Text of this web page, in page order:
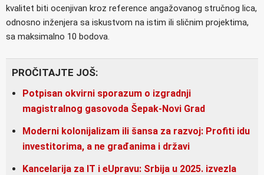
kvalitet biti ocenjivan kroz reference angažovanog stručnog lica,
odnosno inženjera sa iskustvom na istim ili sličnim projektima,
sa maksimalno 10 bodova.
PROČITAJTE JOŠ:
Potpisan okvirni sporazum o izgradnji
magistralnog gasovoda Šepak-Novi Grad
Moderni kolonijalizam ili šansa za razvoj: Profiti idu
investitorima, a ne građanima i državi
Kancelarija za IT i eUpravu: Srbija u 2025. izvezla